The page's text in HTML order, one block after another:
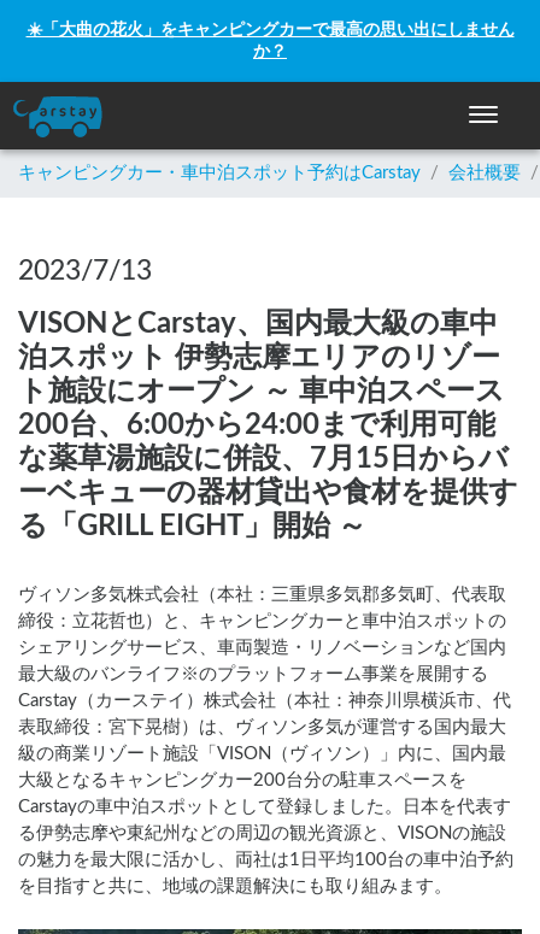
☀️「大曲の花火」をキャンピングカーで最高の思い出にしません
か？
ナビゲ
キャンピングカー・車中泊スポット予約はCarstay / 会社概要 /
2023/7/13
VISONとCarstay、国内最大級の車中
泊スポット 伊勢志摩エリアのリゾー
ト施設にオープン ～ 車中泊スペース
200台、6:00から24:00まで利用可能
な薬草湯施設に併設、7月15日からバ
ーベキューの器材貸出や食材を提供す
る「GRILL EIGHT」開始 ～
ヴィソン多気株式会社（本社：三重県多気郡多気町、代表取
締役：立花哲也）と、キャンピングカーと車中泊スポットの
シェアリングサービス、車両製造・リノベーションなど国内
最大級のバンライフ※のプラットフォーム事業を展開する
Carstay（カーステイ）株式会社（本社：神奈川県横浜市、代
表取締役：宮下晃樹）は、ヴィソン多気が運営する国内最大
級の商業リゾート施設「VISON（ヴィソン）」内に、国内最
大級となるキャンピングカー200台分の駐車スペースを
Carstayの車中泊スポットとして登録しました。日本を代表す
る伊勢志摩や東紀州などの周辺の観光資源と、VISONの施設
の魅力を最大限に活かし、両社は1日平均100台の車中泊予約
を目指すと共に、地域の課題解決にも取り組みます。